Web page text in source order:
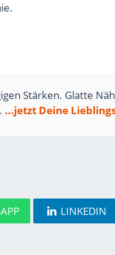
Stärken. Glatte
...jetzt Deine
LINKEDIN